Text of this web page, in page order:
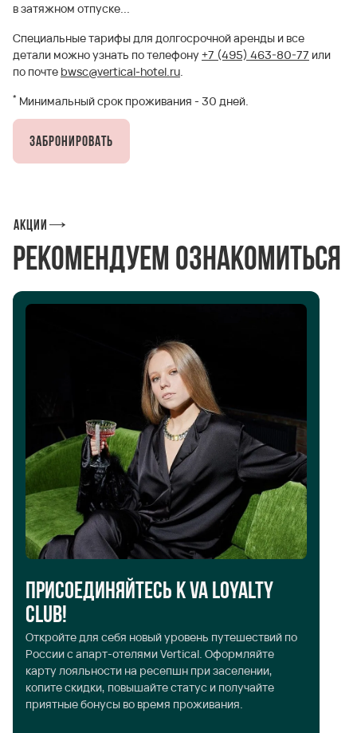
в затяжном отпуске...
Специальные тарифы для долгосрочной аренды и все
детали можно узнать по телефону+7 (495) 463-80-77 или
по почте bwsc@vertical-hotel.ru.
* Минимальный срок проживания - 30 дней.
Забронировать
Акции
Рекомендуем ознакомиться
Присоединяйтесь к VA Loyalty
Club!
Откройте для себя новый уровень путешествий по
России с апарт-отелями Vertical. Оформляйте
карту лояльности на ресепшн при заселении,
копите скидки, повышайте статус и получайте
приятные бонусы во время проживания.